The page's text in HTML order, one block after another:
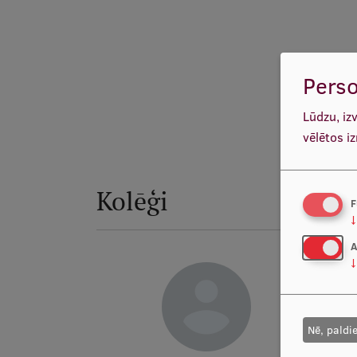
Kolēģi
Lūdzu,
vēlētos
↓
↓
Nē,